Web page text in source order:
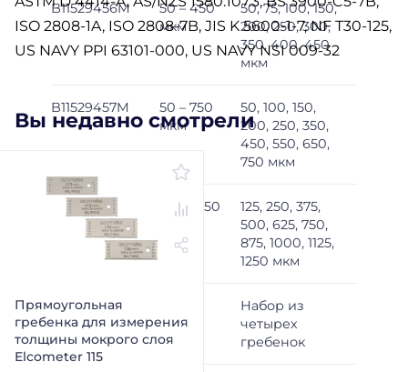
B11529456M
50 – 450
мкм
50, 75, 100, 150,
200, 250, 300,
350, 400, 450
мкм
B11529457M
50 – 750
мкм
50, 100, 150,
200, 250, 350,
450, 550, 650,
750 мкм
B11529458M
125 – 1250
125, 250, 375,
500, 625, 750,
875, 1000, 1125,
1250 мкм
B1152959WM
Набор из
четырех
гребенок
ISO 2808-1A, ISO 2808-7B, JIS K 5600-1-7, NF T30-125,
US NAVY PPI 63101-000, US NAVY NSI 009-32
Вы недавно смотрели
Прямоугольная
гребенка для измерения
толщины мокрого слоя
Elcometer 115